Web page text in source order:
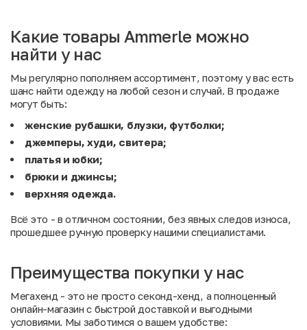
Какие товары Ammerle можно
найти у нас
Мы регулярно пополняем ассортимент, поэтому у вас есть
шанс найти одежду на любой сезон и случай. В продаже
могут быть:
женские рубашки, блузки, футболки;
джемперы, худи, свитера;
платья и юбки;
брюки и джинсы;
верхняя одежда.
Всё это - в отличном состоянии, без явных следов износа,
прошедшее ручную проверку нашими специалистами.
Преимущества покупки у нас
Мегахенд - это не просто секонд-хенд, а полноценный
онлайн-магазин с быстрой доставкой и выгодными
условиями. Мы заботимся о вашем удобстве: